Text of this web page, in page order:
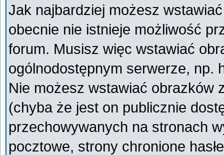
Jak najbardziej możesz
obecnie nie istnieje możliwość
forum. Musisz więc wstawiać
ogólnodostępnym serwerze, np.
Nie możesz wstawiać obrazków
(chyba że jest on publicznie
przechowywanych na stronach
pocztowe, strony chronione